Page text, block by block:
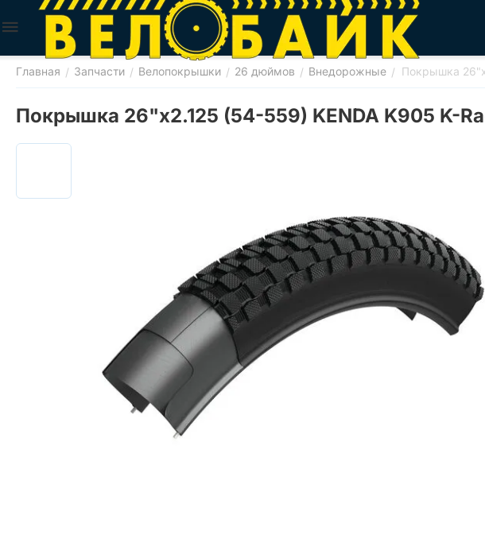
Главная / Запчасти / Велопокрышки / 26 дюймов / Внедорожные / Покрышка
Покрышка 26"x2.125 (54-559) KENDA K905 K-